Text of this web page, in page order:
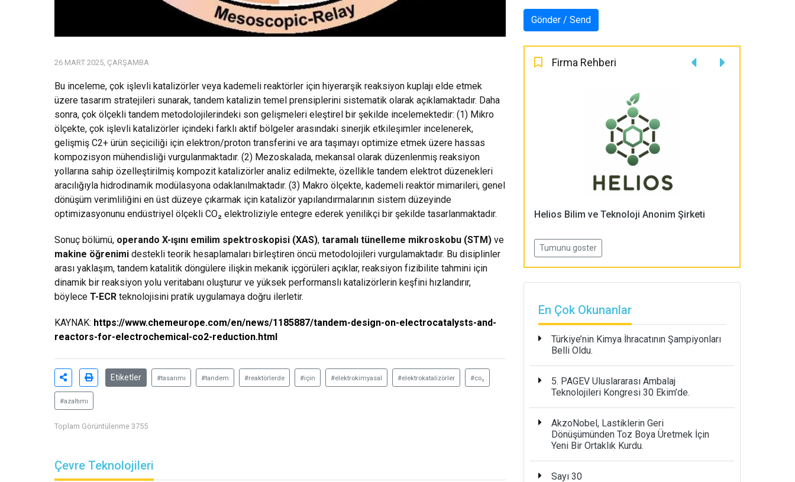
26 MART 2025, ÇARŞAMBA
Bu inceleme, çok işlevli katalizörler veya kademeli reaktörler için hiyerarşik reaksiyon kuplajı elde etmek
üzere tasarım stratejileri sunarak, tandem katalizin temel prensiplerini sistematik olarak açıklamaktadır. Daha
sonra, çok ölçekli tandem metodolojilerindeki son gelişmeleri eleştirel bir şekilde incelemektedir: (1) Mikro
ölçekte, çok işlevli katalizörler içindeki farklı aktif bölgeler arasındaki sinerjik etkileşimler incelenerek,
gelişmiş C2+ ürün seçiciliği için elektron/proton transferini ve ara taşımayı optimize etmek üzere hassas
kompozisyon mühendisliği vurgulanmaktadır. (2) Mezoskalada, mekansal olarak düzenlenmiş reaksiyon
yollarına sahip özelleştirilmiş kompozit katalizörler analiz edilmekte, özellikle tandem elektrot düzenekleri
aracılığıyla hidrodinamik modülasyona odaklanılmaktadır. (3) Makro ölçekte, kademeli reaktör mimarileri, genel
dönüşüm verimliliğini en üst düzeye çıkarmak için katalizör yapılandırmalarının sistem düzeyinde
optimizasyonunu endüstriyel ölçekli CO₂ elektroliziyle entegre ederek yenilikçi bir şekilde tasarlanmaktadır.
Sonuç bölümü, operando X-ışını emilim spektroskopisi (XAS), taramalı tünelleme mikroskobu (STM) ve
makine öğrenimi destekli teorik hesaplamaları birleştiren öncü metodolojileri vurgulamaktadır. Bu disiplinler
arası yaklaşım, tandem katalitik döngülere ilişkin mekanik içgörüleri açıklar, reaksiyon fizibilite tahmini için
dinamik bir reaksiyon yolu veritabanı oluşturur ve yüksek performanslı katalizörlerin keşfini hızlandırır,
böylece T-ECR teknolojisini pratik uygulamaya doğru ilerletir.
KAYNAK: https://www.chemeurope.com/en/news/1185887/tandem-design-on-electrocatalysts-and-
reactors-for-electrochemical-co2-reduction.html
Etiketler #tasarımı #tandem #reaktörlerde #için #elektrokimyasal #elektrokatalizörler #co₂
#azaltımı
Toplam Görüntülenme 3755
Çevre Teknolojileri
Firma Rehberi
Helios Bilim ve Teknoloji Anonim Şirketi
Tumunu goster
En Çok Okunanlar
Türkiye’nin Kimya İhracatının Şampiyonları
Belli Oldu.
5. PAGEV Uluslararası Ambalaj
Teknolojileri Kongresi 30 Ekim’de.
AkzoNobel, Lastiklerin Geri
Dönüşümünden Toz Boya Üretmek İçin
Yeni Bir Ortaklık Kurdu.
Sayı 30